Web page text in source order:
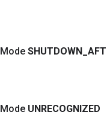
Mode SHUTDOWN
Mode UNRECOGNIZED